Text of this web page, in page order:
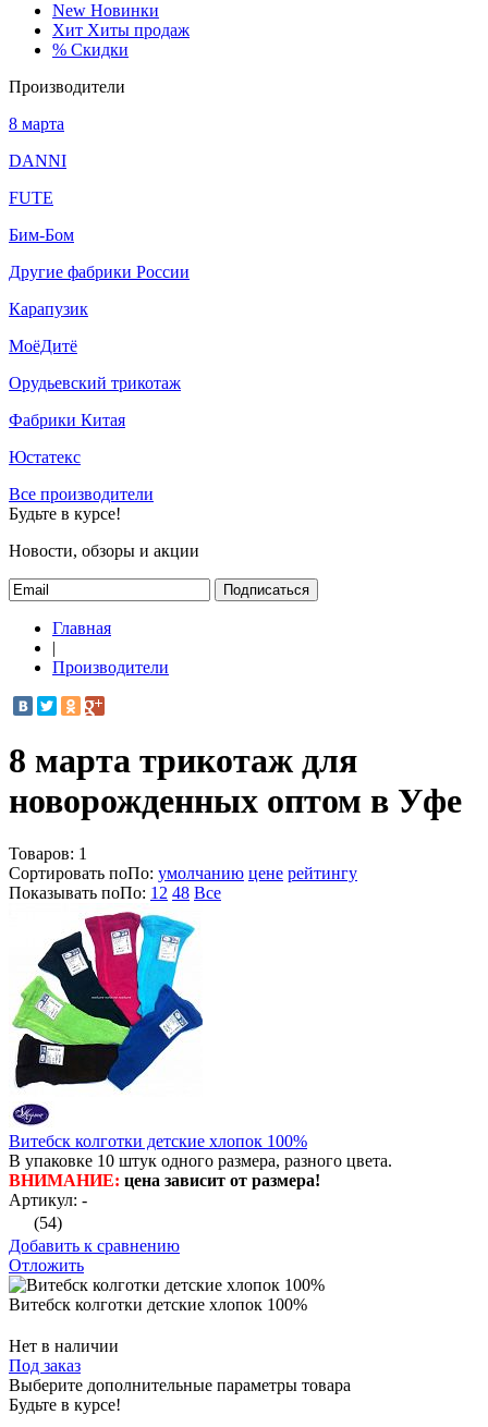
New Новинки
Хит Хиты продаж
% Скидки
Производители
8 марта
DANNI
FUTE
Бим-Бом
Другие фабрики России
Карапузик
МоёДитё
Орудьевский трикотаж
Фабрики Китая
Юстатекс
Все производители
Будьте в курсе!
Новости, обзоры и акции
Подписаться
Главная
|
Производители
8 марта трикотаж для
новорожденных оптом в Уфе
Товаров: 1
Сортировать поПо: умолчанию цене рейтингу
Показывать поПо: 12 48 Все
Витебск колготки детские хлопок 100%
В упаковке 10 штук одного размера, разного цвета.
ВНИМАНИЕ: цена зависит от размера!
Артикул: -
(54)
Добавить к сравнению
Отложить
Витебск колготки детские хлопок 100%
Нет в наличии
Под заказ
Выберите дополнительные параметры товара
Будьте в курсе!